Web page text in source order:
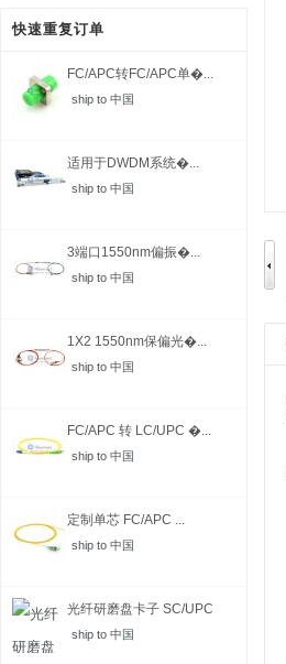
快速重复订单
FC/APC转FC/APC单�...
ship to 中国
适用于DWDM系统�...
ship to 中国
3端口1550nm偏振�...
ship to 中国
1X2 1550nm保偏光�...
ship to 中国
FC/APC 转 LC/UPC �...
ship to 中国
定制单芯 FC/APC ...
ship to 中国
光纤研磨盘卡子 SC/UPC
ship to 中国